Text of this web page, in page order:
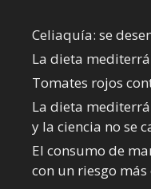
Celiaquía: se
La dieta
Tomates rojos
La dieta
y la ciencia no se
El consumo de
con un riesgo